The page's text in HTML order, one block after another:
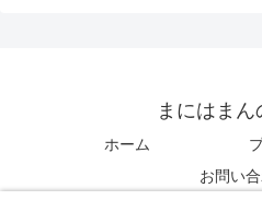
まにはま
ホーム
お問い